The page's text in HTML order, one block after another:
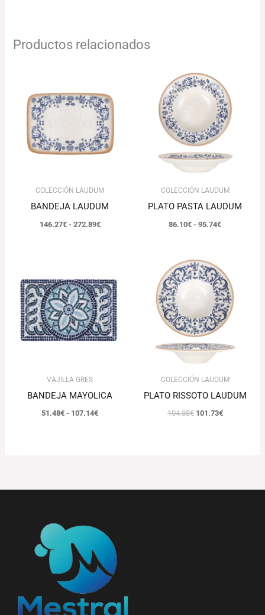
Productos relacionados
COLECCIÓN LAUDUM
BANDEJA LAUDUM
146.27€ - 272.89€
desde
146.27€
hasta
272.89€
COLECCIÓN LAUDUM
PLATO PASTA LAUDUM
86.10€ - 95.74€
precios:
desde
86.10€
hasta
95.74€
VAJILLA GRES
BANDEJA MAYOLICA
51.48€ - 107.14€
precios:
desde
51.48€
hasta
107.14€
COLECCIÓN LAUDUM
PLATO RISSOTO LAUDUM
104.88€
El
precio
original
104.88€.
101.73€
precio
actual
es:
101.73€.